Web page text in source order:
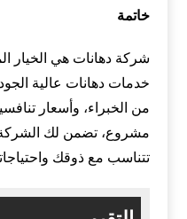
خاتمة
شركة دهانات هي الخيار
خدمات دهانات عالية
من الخبراء، وأسعار
مشروع، تضمن لك الشركة
تتناسب مع ذوقك